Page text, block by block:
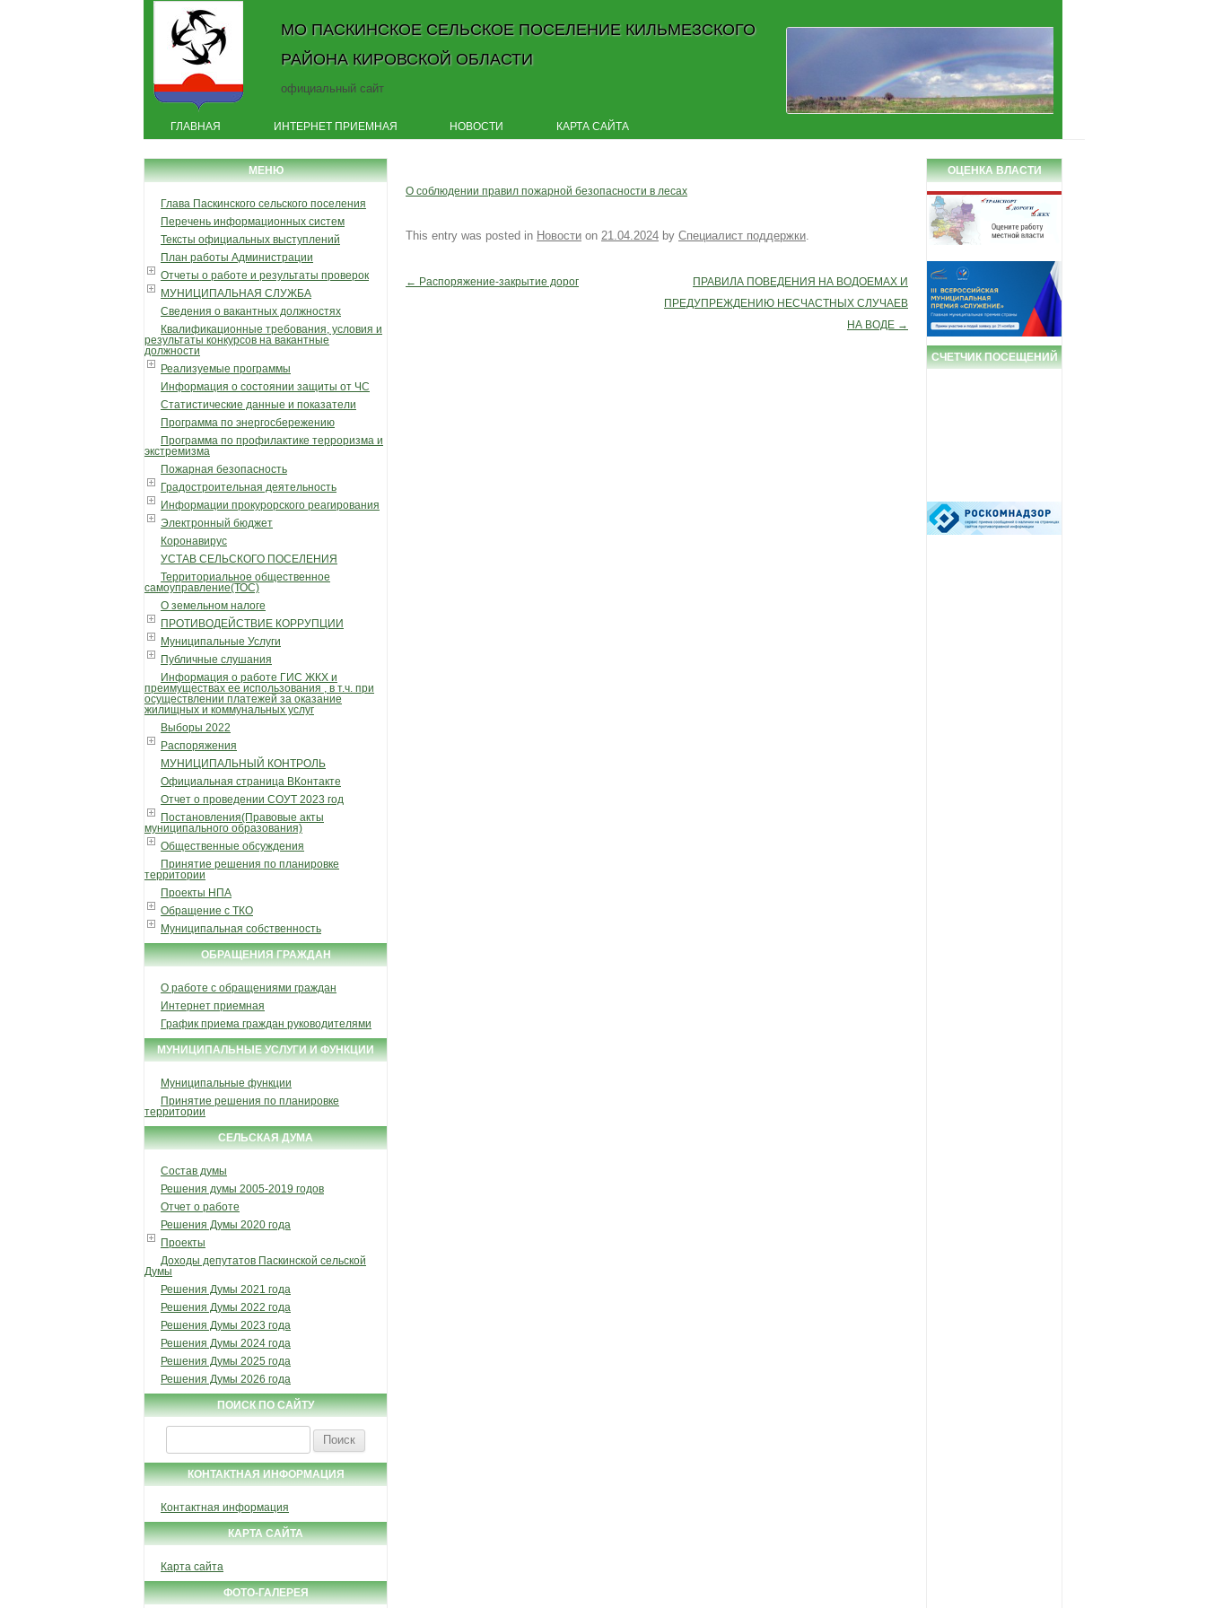
МО ПАСКИНСКОЕ СЕЛЬСКОЕ ПОСЕЛЕНИЕ КИЛЬМЕЗСКОГО
РАЙОНА КИРОВСКОЙ ОБЛАСТИ
официальный сайт
Skip to content
ГЛАВНАЯ ИНТЕРНЕТ ПРИЕМНАЯ НОВОСТИ КАРТА САЙТА
МЕНЮ
Глава Паскинского сельского поселения
Перечень информационных систем
Тексты официальных выступлений
План работы Администрации
Отчеты о работе и результаты проверок
МУНИЦИПАЛЬНАЯ СЛУЖБА
Сведения о вакантных должностях
Квалификационные требования, условия и
результаты конкурсов на вакантные
должности
Реализуемые программы
Информация о состоянии защиты от ЧС
Статистические данные и показатели
Программа по энергосбережению
Программа по профилактике терроризма и
экстремизма
Пожарная безопасность
Градостроительная деятельность
Информации прокурорского реагирования
Электронный бюджет
Коронавирус
УСТАВ СЕЛЬСКОГО ПОСЕЛЕНИЯ
Территориальное общественное
самоуправление(ТОС)
О земельном налоге
ПРОТИВОДЕЙСТВИЕ КОРРУПЦИИ
Муниципальные Услуги
Публичные слушания
Информация о работе ГИС ЖКХ и
преимуществах ее использования , в т.ч. при
осуществлении платежей за оказание
жилищных и коммунальных услуг
Выборы 2022
Распоряжения
МУНИЦИПАЛЬНЫЙ КОНТРОЛЬ
Официальная страница ВКонтакте
Отчет о проведении СОУТ 2023 год
Постановления(Правовые акты
муниципального образования)
Общественные обсуждения
Принятие решения по планировке
территории
Проекты НПА
Обращение с ТКО
Муниципальная собственность
ОБРАЩЕНИЯ ГРАЖДАН
О работе с обращениями граждан
Интернет приемная
График приема граждан руководителями
МУНИЦИПАЛЬНЫЕ УСЛУГИ И ФУНКЦИИ
Муниципальные функции
Принятие решения по планировке
территории
СЕЛЬСКАЯ ДУМА
Состав думы
Решения думы 2005-2019 годов
Отчет о работе
Решения Думы 2020 года
Проекты
Доходы депутатов Паскинской сельской
Думы
Решения Думы 2021 года
Решения Думы 2022 года
Решения Думы 2023 года
Решения Думы 2024 года
Решения Думы 2025 года
Решения Думы 2026 года
ПОИСК ПО САЙТУ
КОНТАКТНАЯ ИНФОРМАЦИЯ
Контактная информация
КАРТА САЙТА
Карта сайта
ФОТО-ГАЛЕРЕЯ
О соблюдении правил пожарной безопасности в лесах
This entry was posted in Новости on 21.04.2024 by Специалист поддержки
Post navigation
← Распоряжение-закрытие дорог
ПРАВИЛА ПОВЕДЕНИЯ НА ВОДОЕМАХ И
ПРЕДУПРЕЖДЕНИЮ НЕСЧАСТНЫХ СЛУЧАЕВ
НА ВОДЕ →
ОЦЕНКА ВЛАСТИ
СЧЕТЧИК ПОСЕЩЕНИЙ